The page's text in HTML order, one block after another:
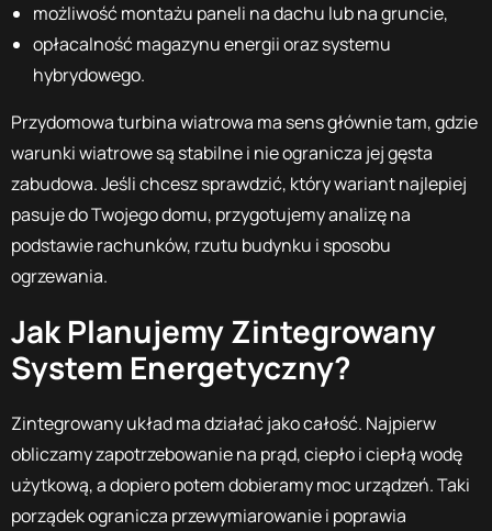
możliwość montażu paneli na dachu lub na gruncie,
opłacalność magazynu energii oraz systemu
hybrydowego.
Przydomowa turbina wiatrowa ma sens głównie tam, gdzie
warunki wiatrowe są stabilne i nie ogranicza jej gęsta
zabudowa. Jeśli chcesz sprawdzić, który wariant najlepiej
pasuje do Twojego domu, przygotujemy analizę na
podstawie rachunków, rzutu budynku i sposobu
ogrzewania.
Jak Planujemy Zintegrowany
System Energetyczny?
Zintegrowany układ ma działać jako całość. Najpierw
obliczamy zapotrzebowanie na prąd, ciepło i ciepłą wodę
użytkową, a dopiero potem dobieramy moc urządzeń. Taki
porządek ogranicza przewymiarowanie i poprawia